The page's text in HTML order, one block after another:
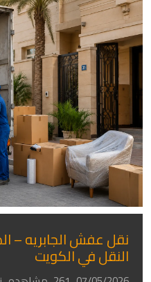
نقل عفش الجابريه –
النقل في الكويت